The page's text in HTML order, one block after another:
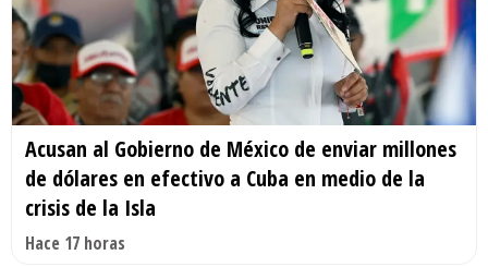
Acusan al Gobierno de México de enviar millones
de dólares en efectivo a Cuba en medio de la
crisis de la Isla
Hace 17 horas